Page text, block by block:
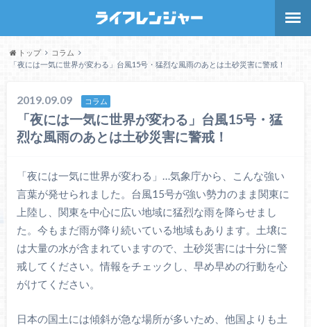
トップ
コラム
「夜には一気に世界が変わる」台風15号・猛烈な風雨のあとは土砂災害に警戒！
2019.09.09 コラム
「夜には一気に世界が変わる」台風15号・猛
烈な風雨のあとは土砂災害に警戒！
「夜には一気に世界が変わる」…気象庁から、こんな強い
言葉が発せられました。台風15号が強い勢力のまま関東に
上陸し、関東を中心に広い地域に猛烈な雨を降らせまし
た。今もまだ雨が降り続いている地域もあります。土壌に
は大量の水が含まれていますので、土砂災害には十分に警
戒してください。情報をチェックし、早め早めの行動を心
がけてください。
日本の国土には傾斜が急な場所が多いため、他国よりも土